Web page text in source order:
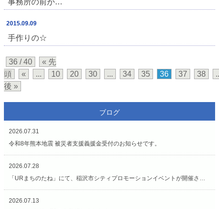
事務所の前が…
2015.09.09
手作りの☆
36 / 40
« 先
頭
« ... 10 20 30 ... 34 35 36 37 38
後 »
ブログ
2026.07.31
令和8年熊本地震 被災者支援義援金受付のお知らせです。
2026.07.28
「URまちのたね」にて、稲沢市シティプロモーションイベントが開催されています（7/27〜8/2）
2026.07.13